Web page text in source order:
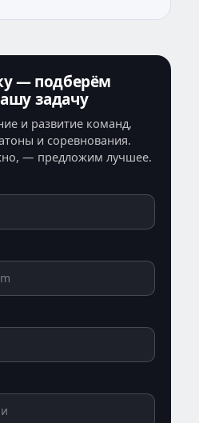
— подберём
задачу
и развитие команд,
и соревнования.
— предложим лучшее.